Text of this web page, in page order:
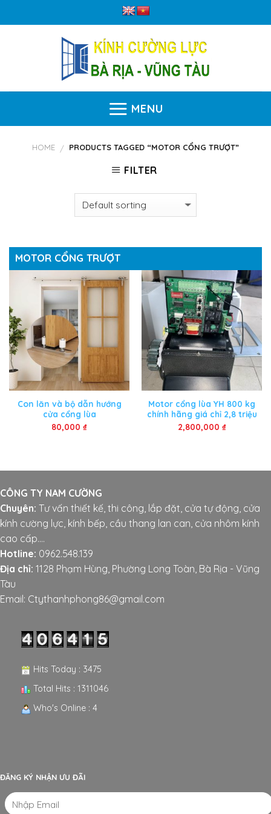
to
MENU
HOME / PRODUCTS TAGGED “MOTOR CỔNG TRƯỢT”
FILTER
MOTOR CỔNG TRƯỢT
Con lăn và bộ dẫn hướng
cửa cổng lùa
80,000 ₫
Motor cổng lùa YH 800 kg
chính hãng giá chỉ 2,8 triệu
2,800,000 ₫
CÔNG TY NAM CƯỜNG
Chuyên: Tư vấn thiết kế, thi công, lắp đặt, cửa tự động, cửa
kính cường lực, kính bếp, cầu thang lan can, cửa nhôm kính
cao cấp....
Hotline: 0962.548.139
Địa chỉ: 1128 Phạm Hùng, Phường Long Toàn, Bà Rịa - Vũng
Tàu
Email: Ctythanhphong86@gmail.com
Hits Today : 3475
Total Hits : 1311046
Who's Online : 4
ĐĂNG KÝ NHẬN ƯU ĐÃI